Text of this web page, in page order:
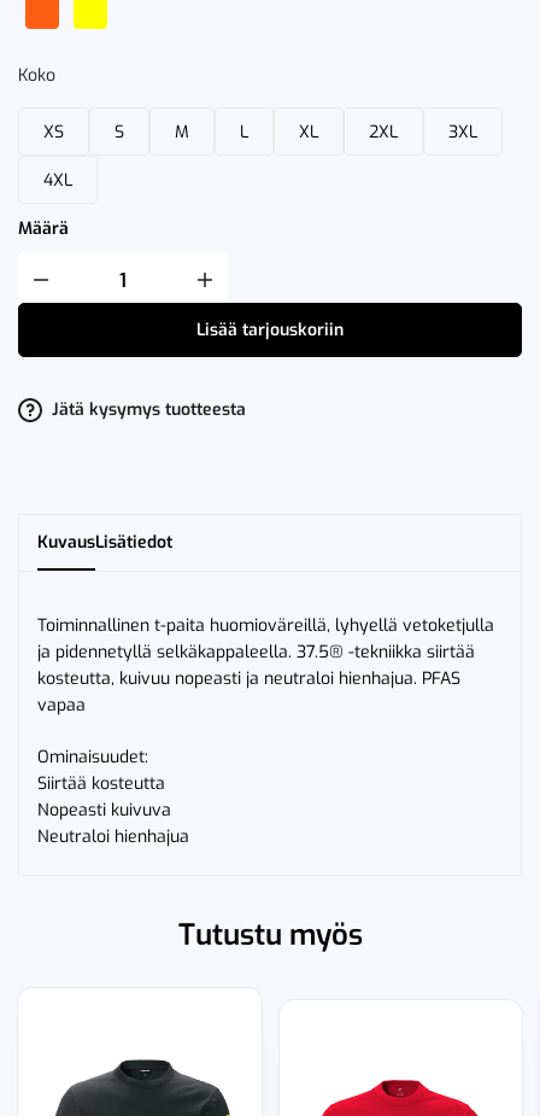
Koko
XS S M L XL 2XL 3XL
4XL
Määrä
Fristads
High
T-
2
7117
Lisää tarjouskoriin
Jätä kysymys tuotteesta
KuvausLisätiedot
Toiminnallinen t-paita huomioväreillä, lyhyellä vetoketjulla
ja pidennetyllä selkäkappaleella. 37.5® -tekniikka siirtää
kosteutta, kuivuu nopeasti ja neutraloi hienhajua. PFAS
vapaa
Ominaisuudet:
Siirtää kosteutta
Nopeasti kuivuva
Neutraloi hienhajua
Tutustu myös